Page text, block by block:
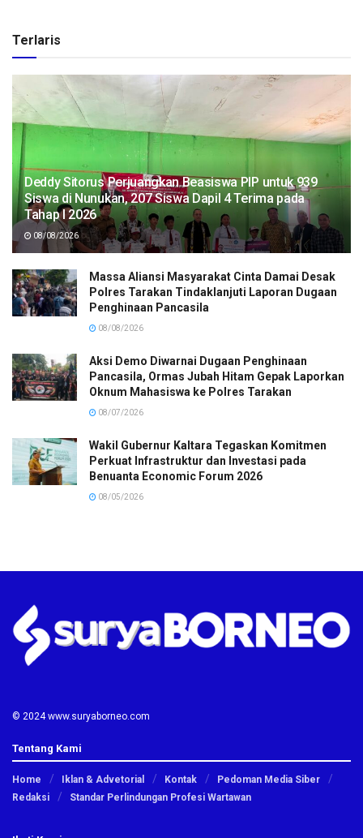
Terlaris
Deddy Sitorus Perjuangkan Beasiswa PIP untuk 939
Siswa di Nunukan, 207 Siswa Dapil 4 Terima pada
Tahap I 2026
08/08/2026
Massa Aliansi Masyarakat Cinta Damai Desak
Polres Tarakan Tindaklanjuti Laporan Dugaan
Penghinaan Pancasila
08/08/2026
Aksi Demo Diwarnai Dugaan Penghinaan
Pancasila, Ormas Jubah Hitam Gepak Laporkan
Oknum Mahasiswa ke Polres Tarakan
08/07/2026
Wakil Gubernur Kaltara Tegaskan Komitmen
Perkuat Infrastruktur dan Investasi pada
Benuanta Economic Forum 2026
08/05/2026
© 2024 www.suryaborneo.com
Tentang Kami
Home Iklan & Advetorial Kontak
Pedoman Media Siber
Redaksi
Standar Perlindungan Profesi Wartawan